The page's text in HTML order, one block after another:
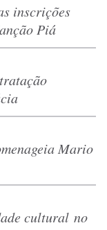
inscrições
Piá
Mario
cultural no